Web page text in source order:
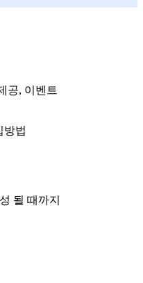
공, 이벤트
방법
될 때까지